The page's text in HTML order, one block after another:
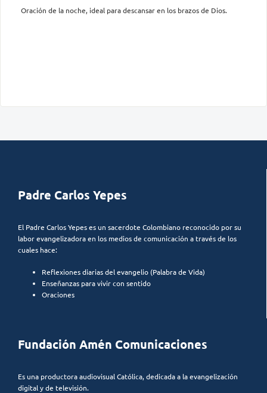
Oración de la noche, ideal para descansar en los brazos de Dios.
Padre Carlos Yepes
El Padre Carlos Yepes es un sacerdote Colombiano reconocido por su
labor evangelizadora en los medios de comunicación a través de los
cuales hace:
Reflexiones diarias del evangelio (Palabra de Vida)
Enseñanzas para vivir con sentido
Oraciones
Fundación Amén Comunicaciones
Es una productora audiovisual Católica, dedicada a la evangelización
digital y de televisión.